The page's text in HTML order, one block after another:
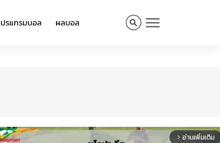
รแกรมบอล ผลบอล
arrow_forward_ios อ่านเพิ่มเติม